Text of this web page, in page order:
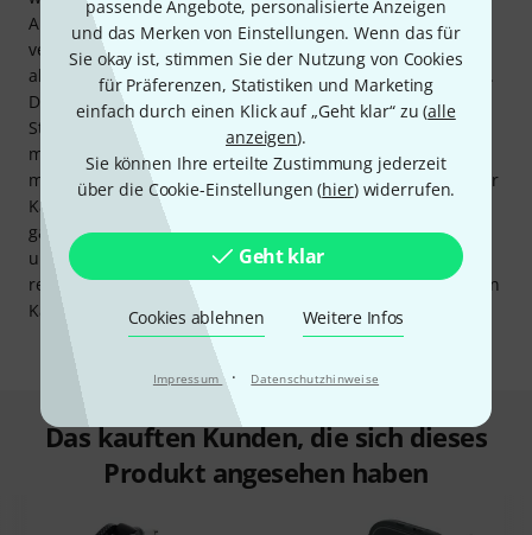
passende Angebote, personalisierte Anzeigen
und das Merken von Einstellungen. Wenn das für
Sie okay ist, stimmen Sie der Nutzung von Cookies
für Präferenzen, Statistiken und Marketing
einfach durch einen Klick auf „Geht klar“ zu (alle
anzeigen).
Sie können Ihre erteilte Zustimmung jederzeit
über die Cookie-Einstellungen (hier) widerrufen.
Geht klar
Cookies ablehnen Weitere Infos
Impressum · Datenschutzhinweise
Akustikgitarren mit einem Preamp können genauso gut
verwendet werden, allerdings ist bei aktiven, nicht
abgeschirmten Klinkenbuchsen-Preamps Vorsicht geboten.
Diese können im Zusammenhang mit dem U2
Störgeräusche auslösen. Die ausgezeichnete Konnektivität
mit verschiedenen Instrumenten lässt offen, ob gleich
mehre Einheiten des U2s verwendet werden. Durch die vier
Kanäle können auch der Bass und die zweite Gitarre ein
ganzes U2-System nutzen. Wenn man alleine
unterschiedliche Gitarren auf der Bühne verwendet,
reichen hingegen zusätzliche Sender aus, um die restlichen
Kanäle zu bedienen.
Das kauften Kunden, die sich dieses
Produkt angesehen haben